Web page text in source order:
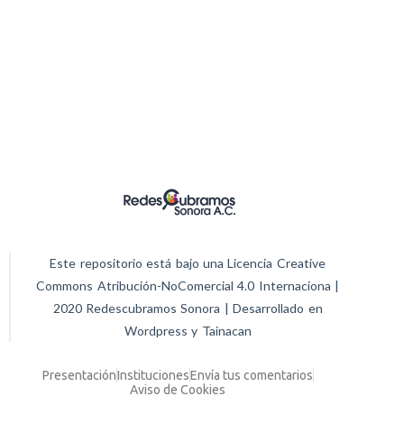
Este repositorio está bajo una Licencia Creative
Commons Atribución-NoComercial 4.0 Internaciona |
2020 Redescubramos Sonora | Desarrollado en
Wordpress y Tainacan
PresentaciónInstitucionesEnvía tus comentarios
Aviso de Cookies